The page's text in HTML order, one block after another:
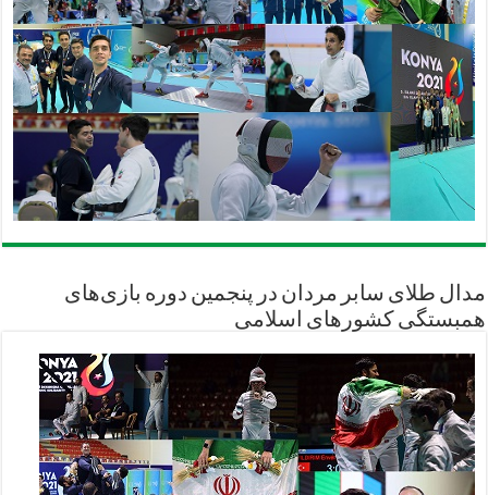
مدال طلای سابر مردان در پنجمین دوره بازی‌های
همبستگی کشورهای اسلامی